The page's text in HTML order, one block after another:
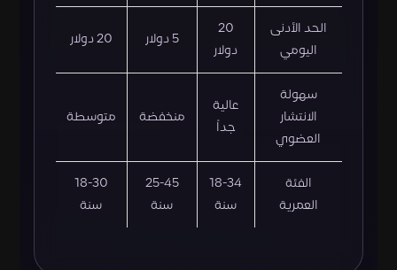
الحد الأدنى
اليومي
20
دولار
5 دولار 20 دولار
سهولة
الانتشار
العضوي
عالية
جداً
منخفضة متوسطة
الفئة
العمرية
18-34
سنة
25-45
سنة
18-30
سنة